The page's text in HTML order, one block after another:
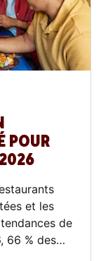
POUR
et les
de
66 % des